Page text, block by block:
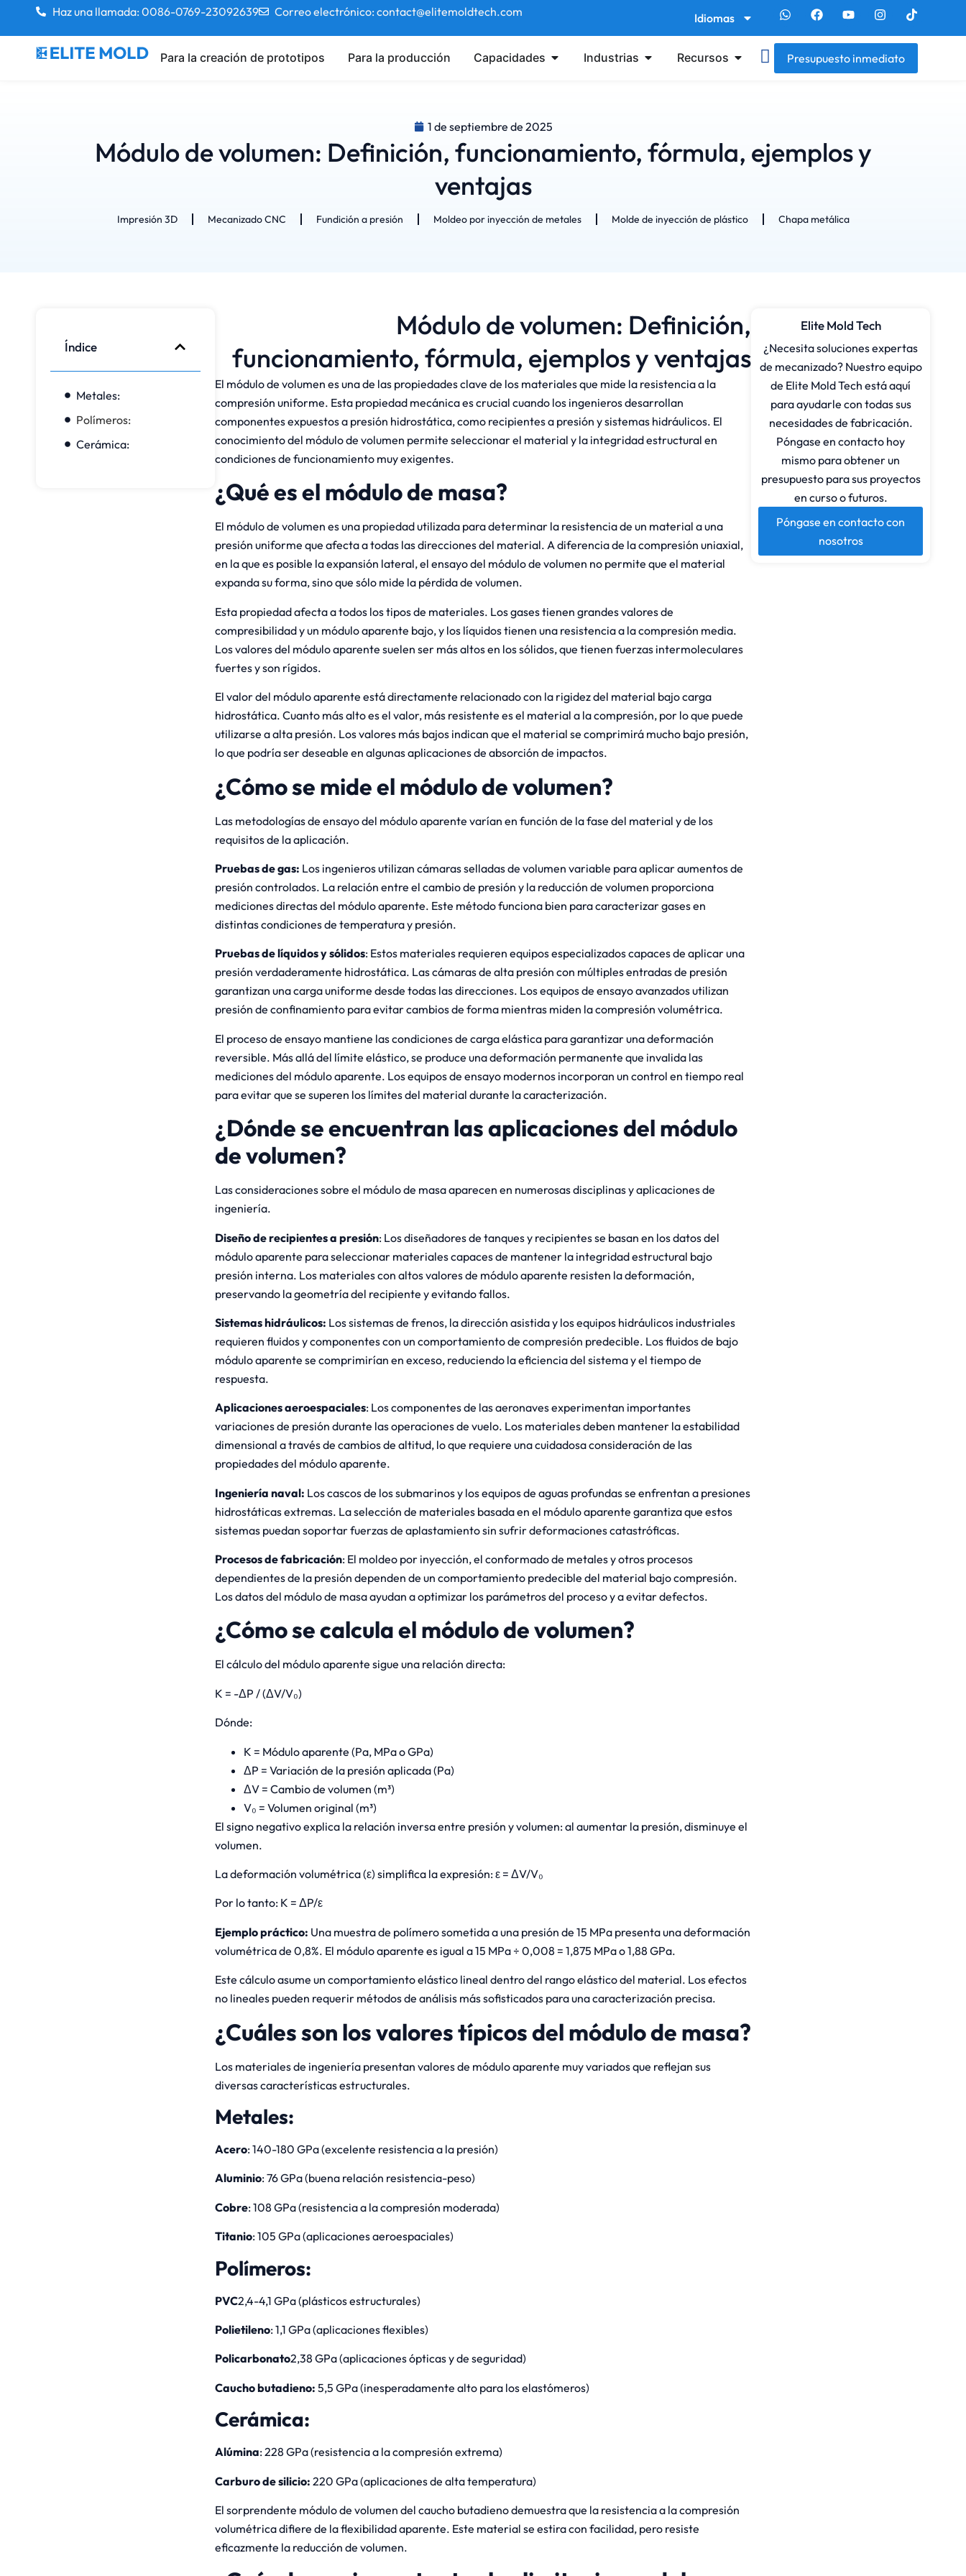
Haz una llamada: 0086-0769-23092639 Correo electrónico: contact@elitemoldtech.com Idiomas
Para la creación de prototipos Para la producción Capacidades Industrias Recursos Presupuesto inmediato
1 de septiembre de 2025
Módulo de volumen: Definición, funcionamiento, fórmula, ejemplos y
ventajas
Impresión 3D Mecanizado CNC Fundición a presión Moldeo por inyección de metales Molde de inyección de plástico Chapa metálica
Índice
Metales:
Polímeros:
Cerámica:
Módulo de volumen: Definición,
funcionamiento, fórmula, ejemplos y ventajas
El módulo de volumen es una de las propiedades clave de los materiales que mide la resistencia a la
compresión uniforme. Esta propiedad mecánica es crucial cuando los ingenieros desarrollan
componentes expuestos a presión hidrostática, como recipientes a presión y sistemas hidráulicos. El
conocimiento del módulo de volumen permite seleccionar el material y la integridad estructural en
condiciones de funcionamiento muy exigentes.
¿Qué es el módulo de masa?
El módulo de volumen es una propiedad utilizada para determinar la resistencia de un material a una
presión uniforme que afecta a todas las direcciones del material. A diferencia de la compresión uniaxial,
en la que es posible la expansión lateral, el ensayo del módulo de volumen no permite que el material
expanda su forma, sino que sólo mide la pérdida de volumen.
Esta propiedad afecta a todos los tipos de materiales. Los gases tienen grandes valores de
compresibilidad y un módulo aparente bajo, y los líquidos tienen una resistencia a la compresión media.
Los valores del módulo aparente suelen ser más altos en los sólidos, que tienen fuerzas intermoleculares
fuertes y son rígidos.
El valor del módulo aparente está directamente relacionado con la rigidez del material bajo carga
hidrostática. Cuanto más alto es el valor, más resistente es el material a la compresión, por lo que puede
utilizarse a alta presión. Los valores más bajos indican que el material se comprimirá mucho bajo presión,
lo que podría ser deseable en algunas aplicaciones de absorción de impactos.
¿Cómo se mide el módulo de volumen?
Las metodologías de ensayo del módulo aparente varían en función de la fase del material y de los
requisitos de la aplicación.
Pruebas de gas: Los ingenieros utilizan cámaras selladas de volumen variable para aplicar aumentos de
presión controlados. La relación entre el cambio de presión y la reducción de volumen proporciona
mediciones directas del módulo aparente. Este método funciona bien para caracterizar gases en
distintas condiciones de temperatura y presión.
Pruebas de líquidos y sólidos: Estos materiales requieren equipos especializados capaces de aplicar una
presión verdaderamente hidrostática. Las cámaras de alta presión con múltiples entradas de presión
garantizan una carga uniforme desde todas las direcciones. Los equipos de ensayo avanzados utilizan
presión de confinamiento para evitar cambios de forma mientras miden la compresión volumétrica.
El proceso de ensayo mantiene las condiciones de carga elástica para garantizar una deformación
reversible. Más allá del límite elástico, se produce una deformación permanente que invalida las
mediciones del módulo aparente. Los equipos de ensayo modernos incorporan un control en tiempo real
para evitar que se superen los límites del material durante la caracterización.
¿Dónde se encuentran las aplicaciones del módulo
de volumen?
Las consideraciones sobre el módulo de masa aparecen en numerosas disciplinas y aplicaciones de
ingeniería.
Diseño de recipientes a presión: Los diseñadores de tanques y recipientes se basan en los datos del
módulo aparente para seleccionar materiales capaces de mantener la integridad estructural bajo
presión interna. Los materiales con altos valores de módulo aparente resisten la deformación,
preservando la geometría del recipiente y evitando fallos.
Sistemas hidráulicos: Los sistemas de frenos, la dirección asistida y los equipos hidráulicos industriales
requieren fluidos y componentes con un comportamiento de compresión predecible. Los fluidos de bajo
módulo aparente se comprimirían en exceso, reduciendo la eficiencia del sistema y el tiempo de
respuesta.
Aplicaciones aeroespaciales: Los componentes de las aeronaves experimentan importantes
variaciones de presión durante las operaciones de vuelo. Los materiales deben mantener la estabilidad
dimensional a través de cambios de altitud, lo que requiere una cuidadosa consideración de las
propiedades del módulo aparente.
Ingeniería naval: Los cascos de los submarinos y los equipos de aguas profundas se enfrentan a presiones
hidrostáticas extremas. La selección de materiales basada en el módulo aparente garantiza que estos
sistemas puedan soportar fuerzas de aplastamiento sin sufrir deformaciones catastróficas.
Procesos de fabricación: El moldeo por inyección, el conformado de metales y otros procesos
dependientes de la presión dependen de un comportamiento predecible del material bajo compresión.
Los datos del módulo de masa ayudan a optimizar los parámetros del proceso y a evitar defectos.
¿Cómo se calcula el módulo de volumen?
El cálculo del módulo aparente sigue una relación directa:
K = -ΔP / (ΔV/V₀)
Dónde:
K = Módulo aparente (Pa, MPa o GPa)
ΔP = Variación de la presión aplicada (Pa)
ΔV = Cambio de volumen (m³)
V₀ = Volumen original (m³)
El signo negativo explica la relación inversa entre presión y volumen: al aumentar la presión, disminuye el
volumen.
La deformación volumétrica (ε) simplifica la expresión: ε = ΔV/V₀
Por lo tanto: K = ΔP/ε
Ejemplo práctico: Una muestra de polímero sometida a una presión de 15 MPa presenta una deformación
volumétrica de 0,8%. El módulo aparente es igual a 15 MPa ÷ 0,008 = 1,875 MPa o 1,88 GPa.
Este cálculo asume un comportamiento elástico lineal dentro del rango elástico del material. Los efectos
no lineales pueden requerir métodos de análisis más sofisticados para una caracterización precisa.
¿Cuáles son los valores típicos del módulo de masa?
Los materiales de ingeniería presentan valores de módulo aparente muy variados que reflejan sus
diversas características estructurales.
Metales:
Acero: 140-180 GPa (excelente resistencia a la presión)
Aluminio: 76 GPa (buena relación resistencia-peso)
Cobre: 108 GPa (resistencia a la compresión moderada)
Titanio: 105 GPa (aplicaciones aeroespaciales)
Polímeros:
PVC2,4-4,1 GPa (plásticos estructurales)
Polietileno: 1,1 GPa (aplicaciones flexibles)
Policarbonato2,38 GPa (aplicaciones ópticas y de seguridad)
Caucho butadieno: 5,5 GPa (inesperadamente alto para los elastómeros)
Cerámica:
Alúmina: 228 GPa (resistencia a la compresión extrema)
Carburo de silicio: 220 GPa (aplicaciones de alta temperatura)
El sorprendente módulo de volumen del caucho butadieno demuestra que la resistencia a la compresión
volumétrica difiere de la flexibilidad aparente. Este material se estira con facilidad, pero resiste
eficazmente la reducción de volumen.
Elite Mold Tech
¿Necesita soluciones expertas
de mecanizado? Nuestro equipo
de Elite Mold Tech está aquí
para ayudarle con todas sus
necesidades de fabricación.
Póngase en contacto hoy
mismo para obtener un
presupuesto para sus proyectos
en curso o futuros.
Póngase en contacto con
nosotros